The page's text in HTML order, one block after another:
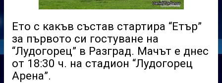
Ето с какъв състав стартира “Етър”
за първото си гостуване на
“Лудогорец” в Разград. Мачът е днес
от 18:30 ч. на стадион “Лудогорец
Арена”.